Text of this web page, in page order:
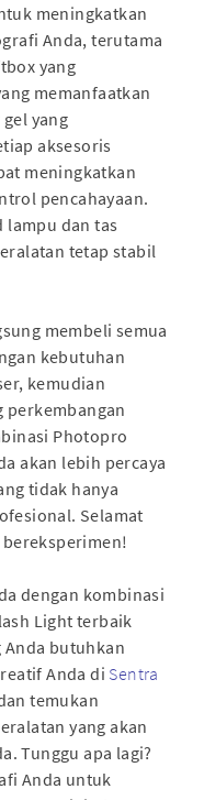
meningkatkan
Anda, terutama
yang
memanfaatkan
yang
aksesoris
meningkatkan
pencahayaan.
lampu dan tas
tetap stabil
membeli semua
kebutuhan
kemudian
perkembangan
Photopro
akan lebih percaya
tidak hanya
Selamat
dengan kombinasi
Light terbaik
Anda butuhkan
Anda di Sentra
temukan
yang akan
Tunggu apa lagi?
Anda untuk